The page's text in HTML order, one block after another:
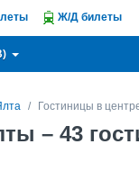
Ж/Д билеты
Гостиницы в
– 43